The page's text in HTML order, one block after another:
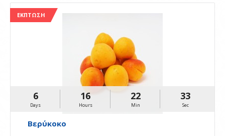
ΈΚΠΤΩΣΗ
6
Days
16
Hours
22
Min
32
Sec
Βερύκοκο